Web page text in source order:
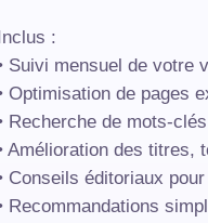
Inclus :
Suivi mensuel de votre
Optimisation de pages
Recherche de mots-
Amélioration des titres,
Conseils éditoriaux
Recommandations